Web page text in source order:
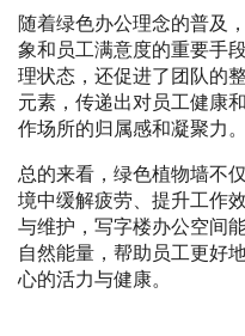
随着绿色办公理念的普及
象和员工满意度的重要手
理状态，还促进了团队的
元素，传递出对员工健康
作场所的归属感和凝聚力。
总的来看，绿色植物墙不
境中缓解疲劳、提升工作
与维护，写字楼办公空间
自然能量，帮助员工更好
心的活力与健康。